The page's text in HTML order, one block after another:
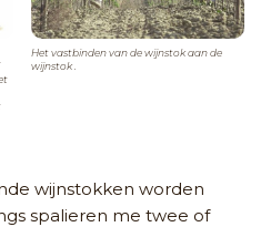
Het vastbinden van de wijnstok aan de
wijnstok .
wijnstokken worden
spalieren me twee of